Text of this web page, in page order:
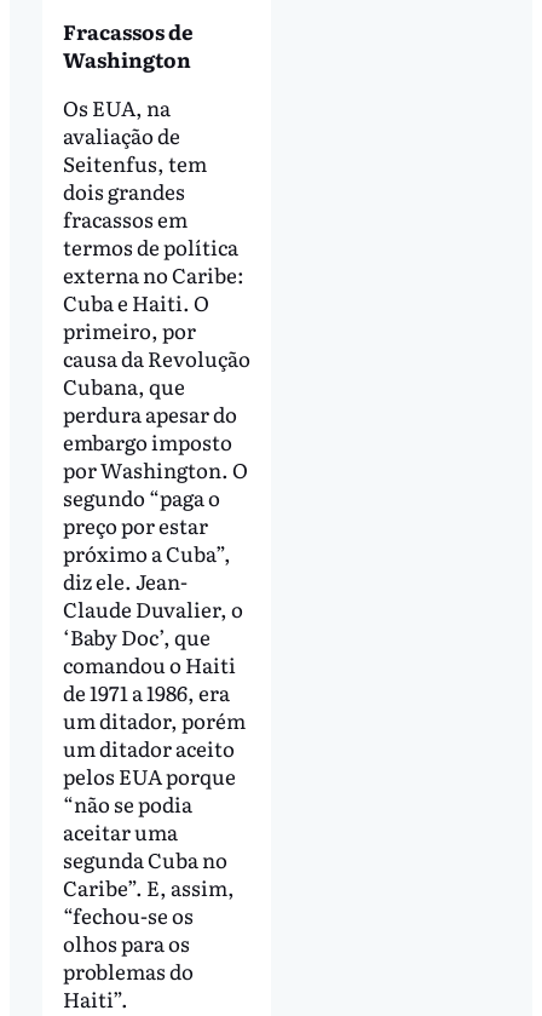
Fracassos de
Washington
Os EUA, na
avaliação de
Seitenfus, tem
dois grandes
fracassos em
termos de política
externa no Caribe:
Cuba e Haiti. O
primeiro, por
causa da Revolução
Cubana, que
perdura apesar do
embargo imposto
por Washington. O
segundo “paga o
preço por estar
próximo a Cuba”,
diz ele. Jean-
Claude Duvalier, o
‘Baby Doc’, que
comandou o Haiti
de 1971 a 1986, era
um ditador, porém
um ditador aceito
pelos EUA porque
“não se podia
aceitar uma
segunda Cuba no
Caribe”. E, assim,
“fechou-se os
olhos para os
problemas do
Haiti”.